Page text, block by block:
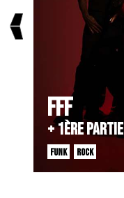
FFF
+ 1ère PARTIE
FUNK ROCK